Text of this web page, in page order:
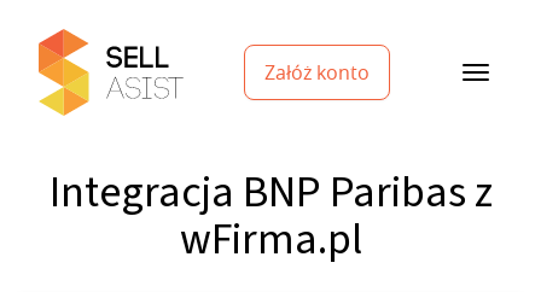
Załóż konto
Integracja BNP Paribas z
wFirma.pl